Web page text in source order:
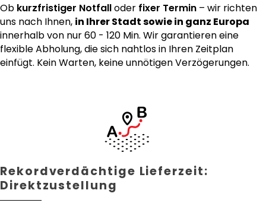
Ob kurzfristiger Notfalloder fixer Termin – wir richten
uns nach Ihnen, in Ihrer Stadt sowie in ganz Europa
innerhalb von nur 60 - 120 Min. Wir garantieren eine
flexible Abholung, die sich nahtlos in Ihren Zeitplan
einfügt. Kein Warten, keine unnötigen Verzögerungen.
Rekordverdächtige Lieferzeit:
Direktzustellung